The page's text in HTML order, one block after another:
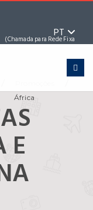
(Chamada para Rede Fixa
PT
África
E